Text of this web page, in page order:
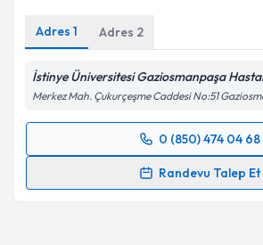
Adres 1 Adres 2
İstinye Üniversitesi Gaziosmanpaşa
Merkez Mah. Çukurçeşme Caddesi No:51
0 (850) 474 04 68
Randevu Talep Et
Randevu Takvimi Talebi